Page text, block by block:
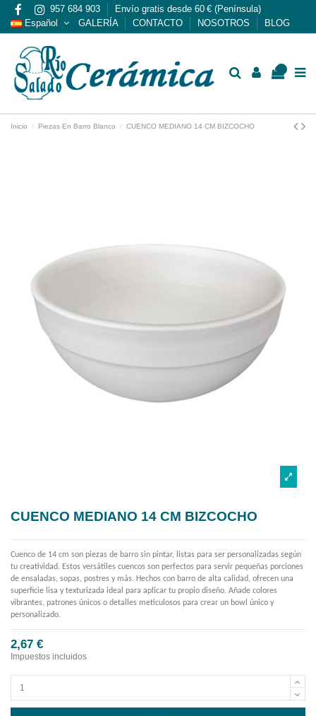
957 684 903
Envío gratis desde 60 € (Península)
Español
GALERÍA CONTACTO NOSOTROS BLOG
Inicio Piezas En Barro Blanco CUENCO MEDIANO 14 CM BIZCOCHO
CUENCO MEDIANO 14 CM BIZCOCHO
Cuenco de 14 cm son piezas de barro sin pintar, listas para ser personalizadas según
tu creatividad. Estos versátiles cuencos son perfectos para servir pequeñas porciones
de ensaladas, sopas, postres y más. Hechos con barro de alta calidad, ofrecen una
superficie lisa y texturizada ideal para aplicar tu propio diseño. Añade colores
vibrantes, patrones únicos o detalles meticulosos para crear un bowl único y
personalizado.
2,67 €
Impuestos incluidos